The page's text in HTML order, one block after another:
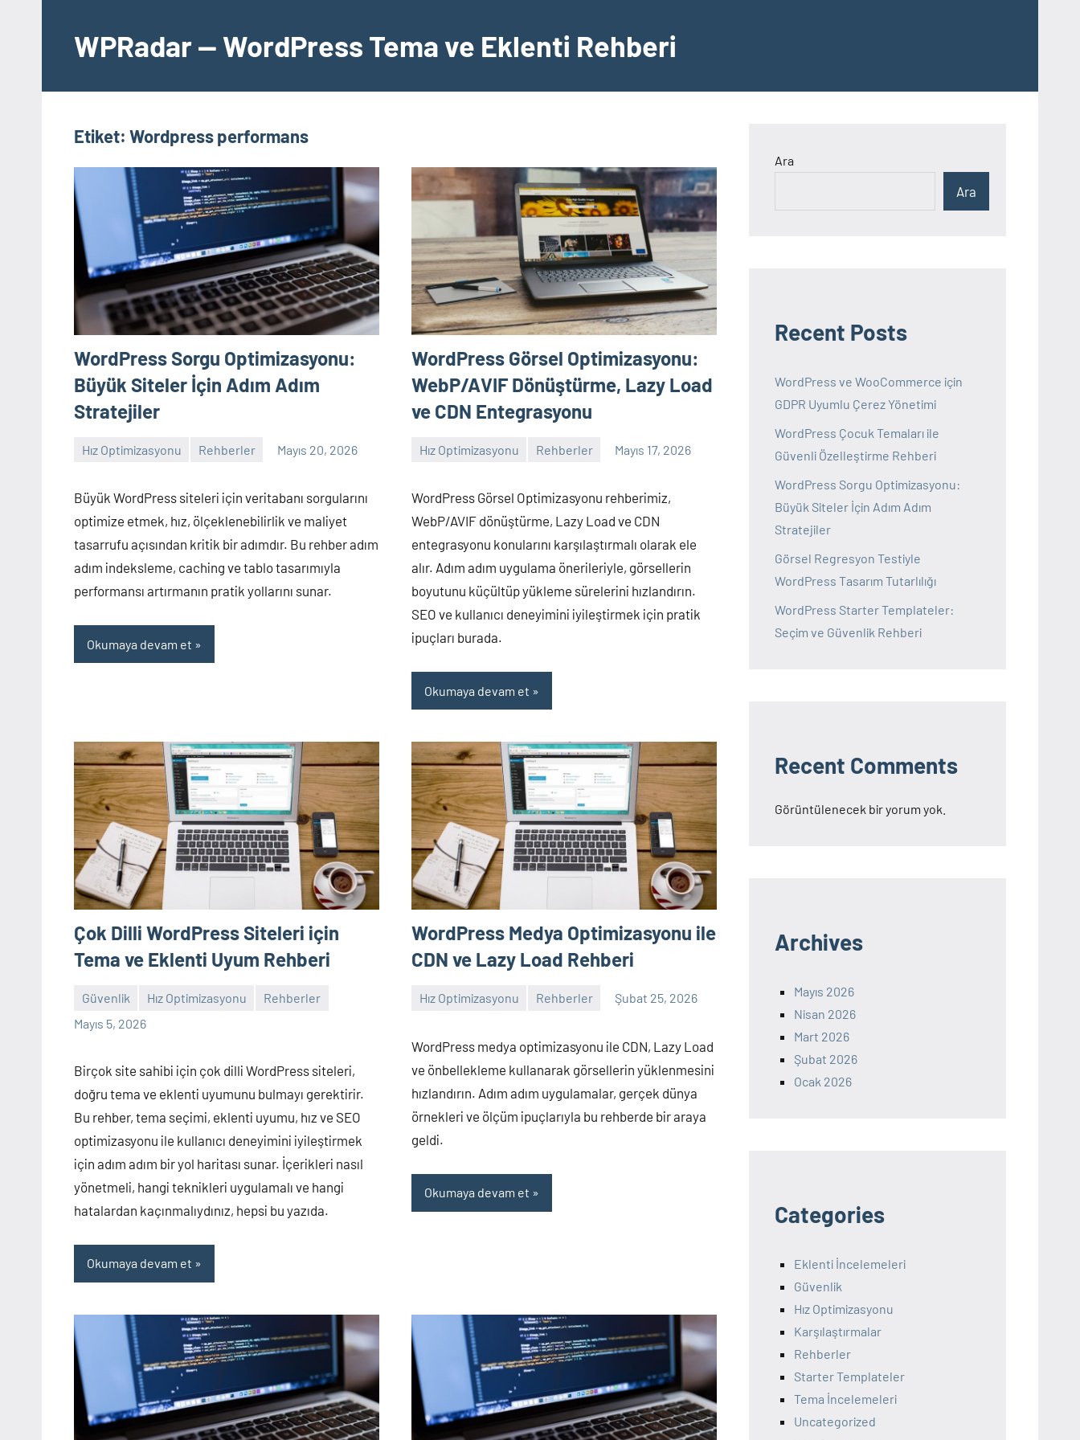
WPRadar — WordPress Tema ve Eklenti Rehberi
Etiket: Wordpress performans
WordPress Sorgu Optimizasyonu:
Büyük Siteler İçin Adım Adım
Stratejiler
Hız Optimizasyonu Rehberler Mayıs 20, 2026
Yorum
Büyük WordPress siteleri için veritabanı sorgularını
optimize etmek, hız, ölçeklenebilirlik ve maliyet
tasarrufu açısından kritik bir adımdır. Bu rehber adım
adım indeksleme, caching ve tablo tasarımıyla
performansı artırmanın pratik yollarını sunar.
Okumaya devam et
WordPress Görsel Optimizasyonu:
WebP/AVIF Dönüştürme, Lazy Load
ve CDN Entegrasyonu
Hız Optimizasyonu Rehberler Mayıs 17, 2026
Yorum
WordPress Görsel Optimizasyonu rehberimiz,
WebP/AVIF dönüştürme, Lazy Load ve CDN
entegrasyonu konularını karşılaştırmalı olarak ele
alır. Adım adım uygulama önerileriyle, görsellerin
boyutunu küçültüp yükleme sürelerini hızlandırın.
SEO ve kullanıcı deneyimini iyileştirmek için pratik
ipuçları burada.
Okumaya devam et
Çok Dilli WordPress Siteleri için
Tema ve Eklenti Uyum Rehberi
Güvenlik Hız Optimizasyonu
Rehberler
Mayıs 5, 2026
admin
Yorum
Birçok site sahibi için çok dilli WordPress siteleri,
doğru tema ve eklenti uyumunu bulmayı gerektirir.
Bu rehber, tema seçimi, eklenti uyumu, hız ve SEO
optimizasyonu ile kullanıcı deneyimini iyileştirmek
için adım adım bir yol haritası sunar. İçerikleri nasıl
yönetmeli, hangi teknikleri uygulamalı ve hangi
hatalardan kaçınmalıydınız, hepsi bu yazıda.
Okumaya devam et
WordPress Medya Optimizasyonu ile
CDN ve Lazy Load Rehberi
Hız Optimizasyonu Rehberler Şubat 25, 2026
Yorum
WordPress medya optimizasyonu ile CDN, Lazy Load
ve önbellekleme kullanarak görsellerin yüklenmesini
hızlandırın. Adım adım uygulamalar, gerçek dünya
örnekleri ve ölçüm ipuçlarıyla bu rehberde bir araya
geldi.
Okumaya devam et
Ara
Ara
Recent Posts
WordPress ve WooCommerce için
GDPR Uyumlu Çerez Yönetimi
WordPress Çocuk Temaları ile
Güvenli Özelleştirme Rehberi
WordPress Sorgu Optimizasyonu:
Büyük Siteler İçin Adım Adım
Stratejiler
Görsel Regresyon Testiyle
WordPress Tasarım Tutarlılığı
WordPress Starter Templateler:
Seçim ve Güvenlik Rehberi
Recent Comments
Görüntülenecek bir yorum yok.
Archives
Mayıs 2026
Nisan 2026
Mart 2026
Şubat 2026
Ocak 2026
Categories
Eklenti İncelemeleri
Güvenlik
Hız Optimizasyonu
Karşılaştırmalar
Rehberler
Starter Templateler
Tema İncelemeleri
Uncategorized